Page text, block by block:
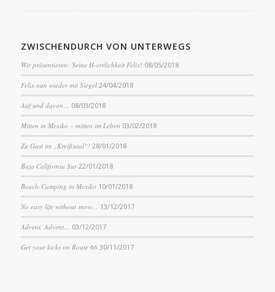
ZWISCHENDURCH VON UNTERWEGS
Wir präsentieren: Seine H-errlichkeit Felix! 08/05/2018
Felix nun wieder mit Siegel 24/04/2018
Auf und davon… 08/03/2018
Mitten in Mexiko – mitten im Leben 03/02/2018
Zu Gast im „Kreißsaal“! 28/01/2018
Baja California Sur 22/01/2018
Beach-Camping in Mexiko 10/01/2018
No easy life without snow… 13/12/2017
Advent, Advent… 03/12/2017
Get your kicks on Route 66 30/11/2017